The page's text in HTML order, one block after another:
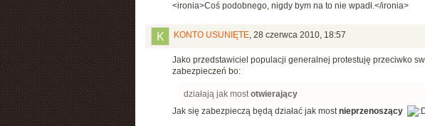
<ironia>Coś podobnego, nigdy bym na to nie wpadł.</ironia>
KONTO USUNIĘTE, 28 czerwca 2010, 18:57
Jako przedstawiciel populacji generalnej protestuję przeciwko
zabezpieczeń bo:
działają jak mostotwierający
Jak się zabezpieczą będą działać jak mostnieprzenoszący